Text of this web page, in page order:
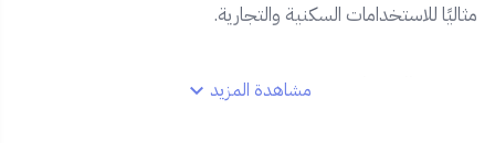
مثاليًا للاستخدامات السكنية والتجارية.
مشاهدة المزيد